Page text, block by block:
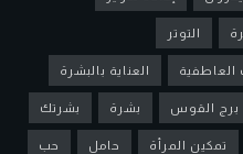
التوتر
العاطفية العناية بالبشرة
برج القوس بشرة بشرتك
تمكين المرأة حامل حب